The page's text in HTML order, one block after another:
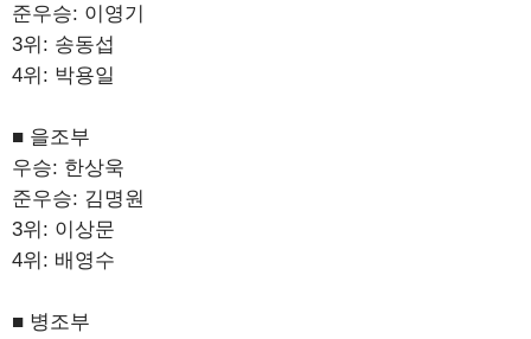
준우승: 이영기
3위: 송동섭
4위: 박용일
■ 을조부
우승: 한상욱
준우승: 김명원
3위: 이상문
4위: 배영수
■ 병조부